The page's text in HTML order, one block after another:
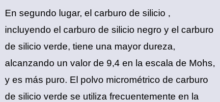
En segundo lugar, el carburo de silicio ,
incluyendo el carburo de silicio negro y el carburo
de silicio verde, tiene una mayor dureza,
alcanzando un valor de 9,4 en la escala de Mohs,
y es más puro. El polvo micrométrico de carburo
de silicio verde se utiliza frecuentemente en la